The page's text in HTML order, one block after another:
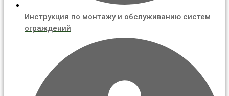
Инструкция по монтажу и обслуживанию систем
ограждений